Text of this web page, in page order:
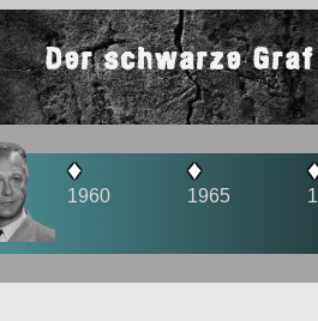
Der schwarze Graf
1965 1966